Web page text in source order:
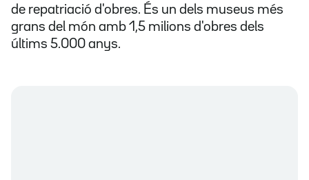
de repatriació d'obres. És un dels museus més
grans del món amb 1,5 milions d'obres dels
últims 5.000 anys.